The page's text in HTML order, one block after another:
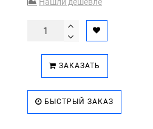
Нашли дешевле
ЗАКАЗАТЬ
БЫСТРЫЙ ЗАКАЗ